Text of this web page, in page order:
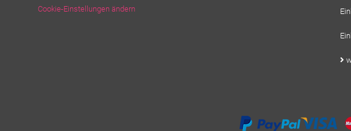
Cookie-Einstellungen ändern